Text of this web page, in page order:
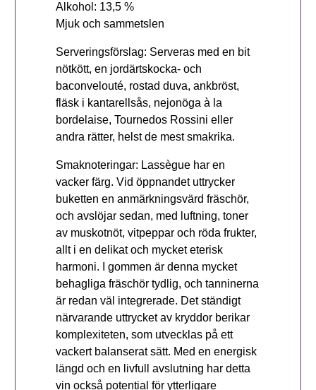
Alkohol: 13,5 %
Mjuk och sammetslen
Serveringsförslag: Serveras med en bit
nötkött, en jordärtskocka- och
baconvelouté, rostad duva, ankbröst,
fläsk i kantarellsås, nejonöga à la
bordelaise, Tournedos Rossini eller
andra rätter, helst de mest smakrika.
Smaknoteringar: Lassègue har en
vacker färg. Vid öppnandet uttrycker
buketten en anmärkningsvärd fräschör,
och avslöjar sedan, med luftning, toner
av muskotnöt, vitpeppar och röda frukter,
allt i en delikat och mycket eterisk
harmoni. I gommen är denna mycket
behagliga fräschör tydlig, och tanninerna
är redan väl integrerade. Det ständigt
närvarande uttrycket av kryddor berikar
komplexiteten, som utvecklas på ett
vackert balanserat sätt. Med en energisk
längd och en livfull avslutning har detta
vin också potential för ytterligare